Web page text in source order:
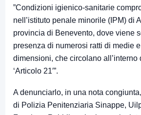
”Condizioni igienico-sanitarie
nell’istituto penale minorile (IPM) di
provincia di Benevento, dove viene
presenza di numerosi ratti di medie
dimensioni, che circolano all’interno
‘Articolo 21′”.
A denunciarlo, in una nota
di Polizia Penitenziaria Sinappe,